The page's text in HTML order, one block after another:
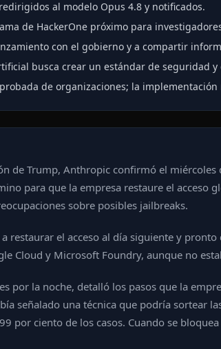
al modelo Opus 4.8 y notificados.
de HackerOne próximo para
con el gobierno y a compartir
busca crear un estándar de seguridad
de organizaciones; la
de Trump, Anthropic confirmó el
para que la empresa restaure el
sobre posibles jailbreaks.
restaurar el acceso al día siguiente y
Cloud y Microsoft Foundry, aunque no
por la noche, detalló los pasos que la
señalado una técnica que podría sortear
por ciento de los casos. Cuando se